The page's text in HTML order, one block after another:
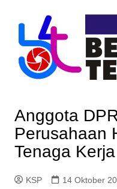
content
Anggota
Perusahaan
Tenaga
KSP 14 Oktober